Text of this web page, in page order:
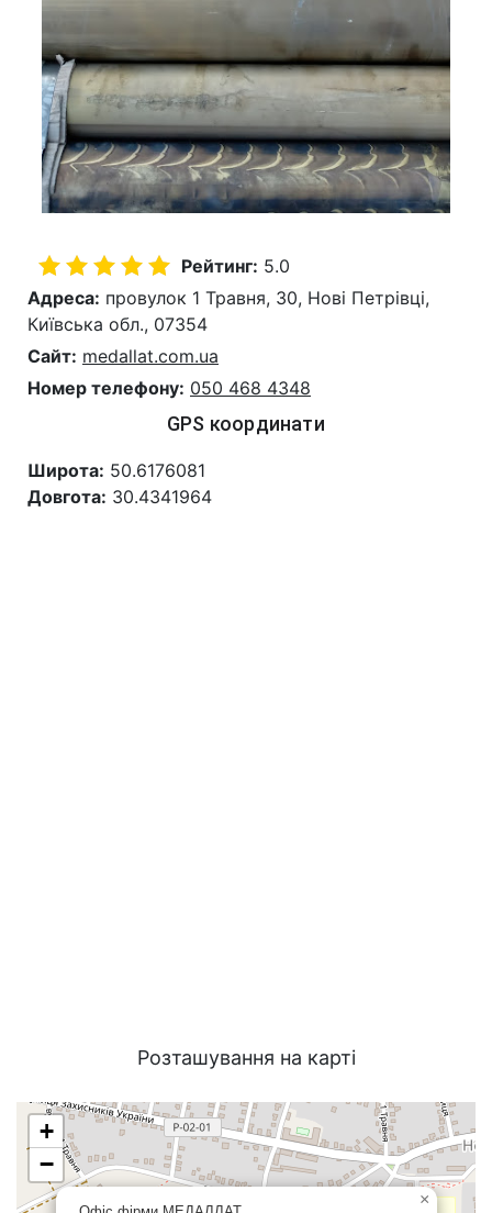
Рейтинг: 5.0
Адреса: провулок 1 Травня, 30, Нові Петрівці,
Київська обл., 07354
Сайт: medallat.com.ua
Номер телефону: 050 468 4348
GPS координати
Широта: 50.6176081
Довгота: 30.4341964
Розташування на карті
×
+
−